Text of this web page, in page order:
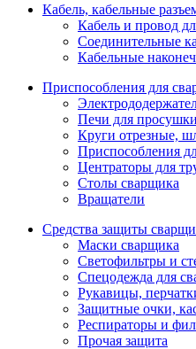
Кабель, кабельные
Кабель и провод
Соединительные
Кабельные
Приспособления для
Печи для
Круги отрезные,
Приспособления
Центраторы для
Столы сварщика
Вращатели
Средства защиты
Маски сварщика
Светофильтры и
Спецодежда для
Рукавицы,
Защитные очки,
Респираторы и
Прочая защита